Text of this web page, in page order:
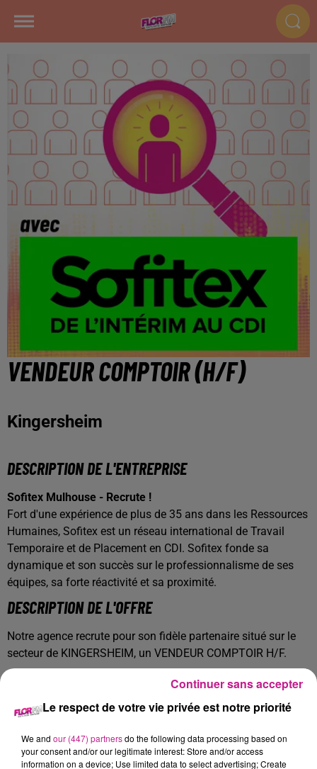
VENDEUR COMPTOIR (H/F)
Kingersheim
DESCRIPTION DE L'ENTREPRISE
Sofitex Mulhouse - Recrute !
Fort d'une expérience de plus de 35 ans dans les Ressources
Humaines, Sofitex est un réseau international de Travail
Temporaire et de Placement en CDI. Sofitex fonde sa
dynamique et son succès sur le professionnalisme de ses
équipes, sa forte réactivité et sa proximité.
DESCRIPTION DE L'OFFRE
Notre agence recrute pour son fidèle partenaire situé sur le
secteur de KINGERSHEIM, un VENDEUR COMPTOIR H/F.
Accueillir chaleureusement les clients particuliers et
professionnels
Prendre les commandes et assurer le suivi
Le respect de votre vie privée est notre priorité
We and our (447) partnersdo the following data processing based on
your consent and/or our legitimate interest: Store and/or access
information on a device; Use limited data to select advertising; Create
Continuer sans accepter